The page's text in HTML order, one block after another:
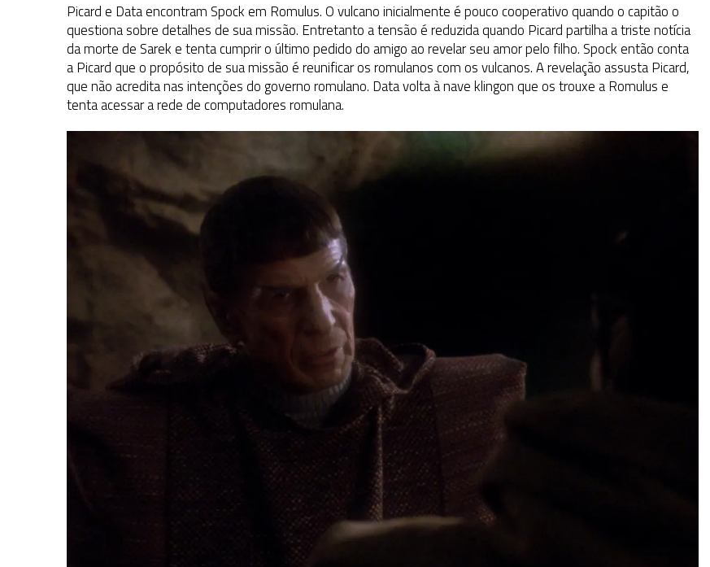
Picard e Data encontram Spock em Romulus. O vulcano inicialmente é pouco cooperativo quando o capitão o
questiona sobre detalhes de sua missão. Entretanto a tensão é reduzida quando Picard partilha a triste notícia
da morte de Sarek e tenta cumprir o último pedido do amigo ao revelar seu amor pelo filho. Spock então conta
a Picard que o propósito de sua missão é reunificar os romulanos com os vulcanos. A revelação assusta Picard,
que não acredita nas intenções do governo romulano. Data volta à nave klingon que os trouxe a Romulus e
tenta acessar a rede de computadores romulana.